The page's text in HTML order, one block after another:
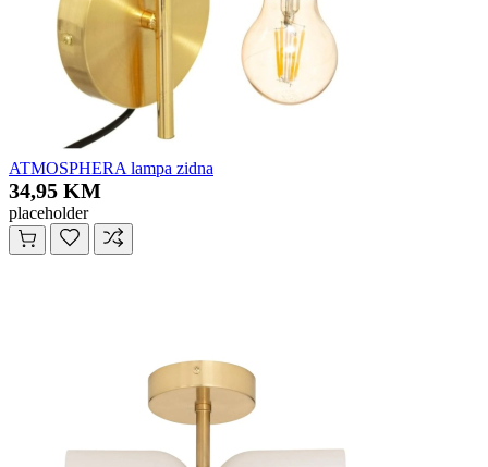
ATMOSPHERA lampa zidna
34,95 KM
placeholder